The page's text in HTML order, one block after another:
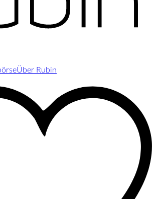
Über Rubin